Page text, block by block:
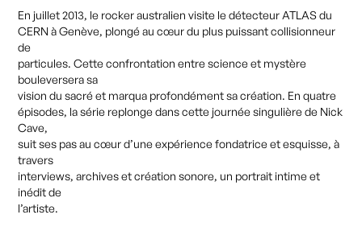
En juillet2013, le rockeraustralien visite ledétecteur ATLASdu
CERN àGenève, plongéau cœurdu plus puissantcollisionneur
de
particules. Cetteconfrontation entrescienceet mystère
bouleverserasa
vision du sacréet marqua profondémentsacréation. En quatre
épisodes, lasérie replongedanscette journéesingulièrede Nick
Cave,
suitses pasau cœurd’uneexpériencefondatriceetesquisse, à
travers
interviews, archivesetcréation sonore, un portrait intimeet
inéditde
l’artiste.
Inscrivez-vous
Suivez les activités de CHAHUT
CHAHUT
Chahut Média vous accompagne dans la